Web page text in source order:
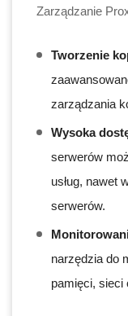
Zarządzanie
Tworzenie
zarządzania
Wysoka
serwerów
usług, nawet
serwerów.
narzędzia do
pamięci, sieci